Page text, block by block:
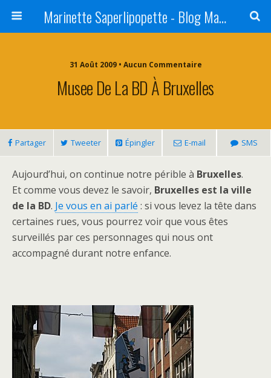
Marinette Saperlipopette - Blog Maman Angers Lifestyle - Ex Expat Montréal
31 Août 2009 • Aucun Commentaire
Musee De La BD À Bruxelles
Partager Tweeter Épingler E-mail SMS
Aujourd’hui, on continue notre périble à Bruxelles.
Et comme vous devez le savoir, Bruxelles est la ville
de la BD. Je vous en ai parlé : si vous levez la tête dans
certaines rues, vous pourrez voir que vous êtes
surveillés par ces personnages qui nous ont
accompagné durant notre enfance.